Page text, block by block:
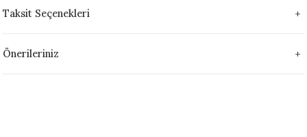
Taksit Seçenekleri
Önerileriniz